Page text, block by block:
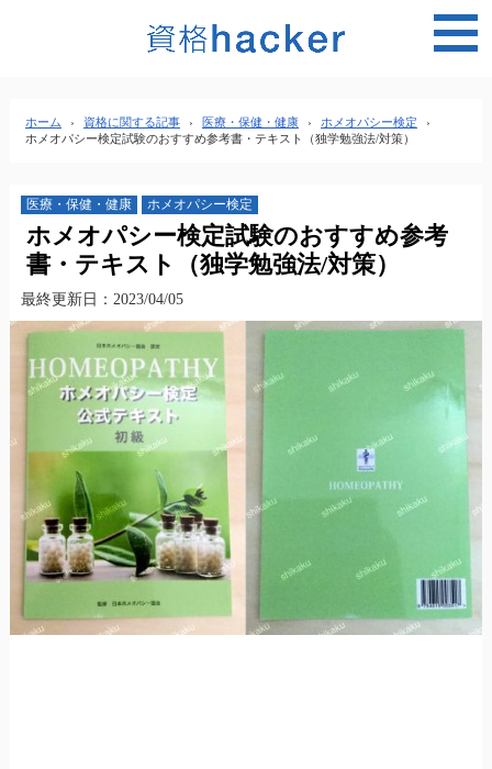
ホーム › 資格に関する記事 › 医療・保健・健康 › ホメオパシー検定
›
ホメオパシー検定試験のおすすめ参考書・テキスト（独学勉強法/対策）
医療・保健・健康 ホメオパシー検定
ホメオパシー検定試験のおすすめ参考
書・テキスト（独学勉強法/対策）
最終更新日：2023/04/05